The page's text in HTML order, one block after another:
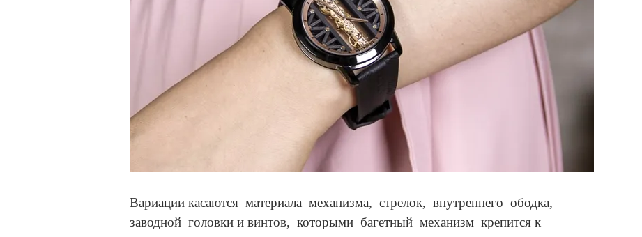
Вариации касаются материала механизма, стрелок, внутреннего ободка,
заводной головки и винтов, которыми багетный механизм крепится к